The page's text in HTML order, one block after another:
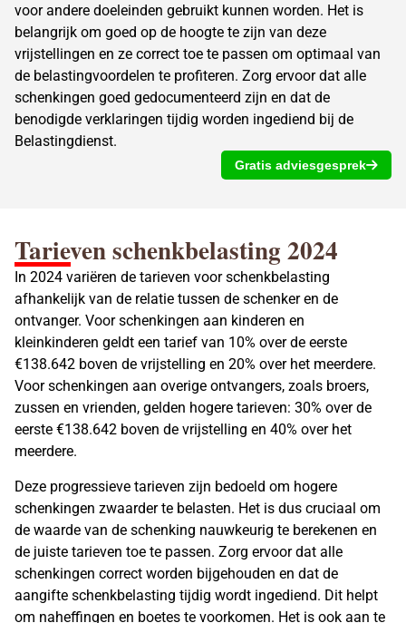
voor andere doeleinden gebruikt kunnen worden. Het is
belangrijk om goed op de hoogte te zijn van deze
vrijstellingen en ze correct toe te passen om optimaal van
de belastingvoordelen te profiteren. Zorg ervoor dat alle
schenkingen goed gedocumenteerd zijn en dat de
benodigde verklaringen tijdig worden ingediend bij de
Belastingdienst.
Gratis adviesgesprek
Tarieven schenkbelasting 2024
In 2024 variëren de tarieven voor schenkbelasting
afhankelijk van de relatie tussen de schenker en de
ontvanger. Voor schenkingen aan kinderen en
kleinkinderen geldt een tarief van 10% over de eerste
€138.642 boven de vrijstelling en 20% over het meerdere.
Voor schenkingen aan overige ontvangers, zoals broers,
zussen en vrienden, gelden hogere tarieven: 30% over de
eerste €138.642 boven de vrijstelling en 40% over het
meerdere.
Deze progressieve tarieven zijn bedoeld om hogere
schenkingen zwaarder te belasten. Het is dus cruciaal om
de waarde van de schenking nauwkeurig te berekenen en
de juiste tarieven toe te passen. Zorg ervoor dat alle
schenkingen correct worden bijgehouden en dat de
aangifte schenkbelasting tijdig wordt ingediend. Dit helpt
om naheffingen en boetes te voorkomen. Het is ook aan te